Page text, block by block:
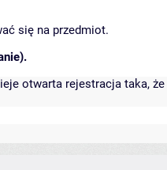
się na przedmiot.
otwarta rejestracja taka,